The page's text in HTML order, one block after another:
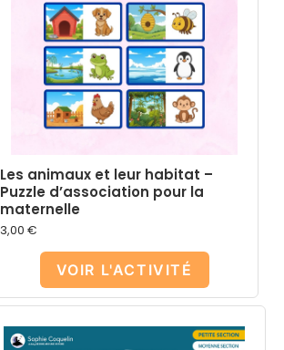
Les animaux et leur habitat –
Puzzle d’association pour la
maternelle
3,00 €
VOIR L'ACTIVITÉ